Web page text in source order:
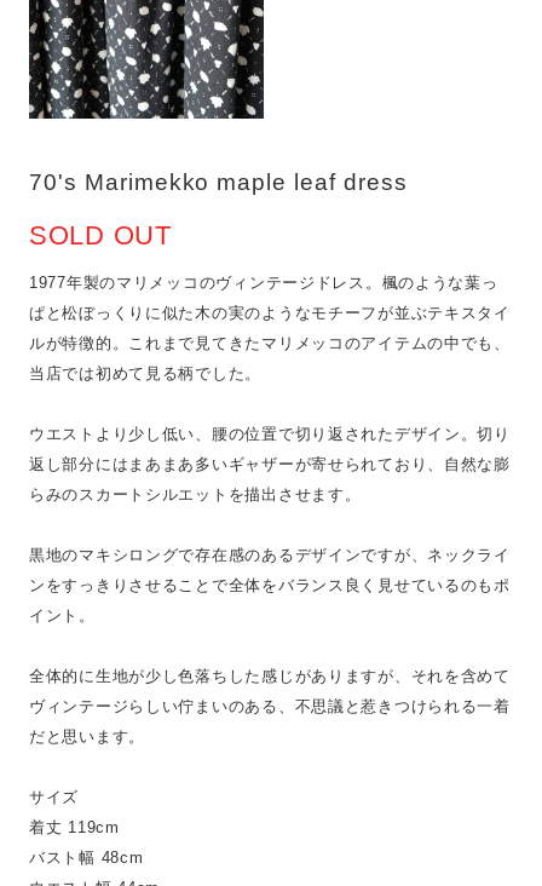
70's Marimekko maple leaf dress
SOLD OUT
1977年製のマリメッコのヴィンテージドレス。楓のような葉っ
ぱと松ぼっくりに似た木の実のようなモチーフが並ぶテキスタイ
ルが特徴的。これまで見てきたマリメッコのアイテムの中でも、
当店では初めて見る柄でした。
ウエストより少し低い、腰の位置で切り返されたデザイン。切り
返し部分にはまあまあ多いギャザーが寄せられており、自然な膨
らみのスカートシルエットを描出させます。
黒地のマキシロングで存在感のあるデザインですが、ネックライ
ンをすっきりさせることで全体をバランス良く見せているのもポ
イント。
全体的に生地が少し色落ちした感じがありますが、それを含めて
ヴィンテージらしい佇まいのある、不思議と惹きつけられる一着
だと思います。
サイズ
着丈 119cm
バスト幅 48cm